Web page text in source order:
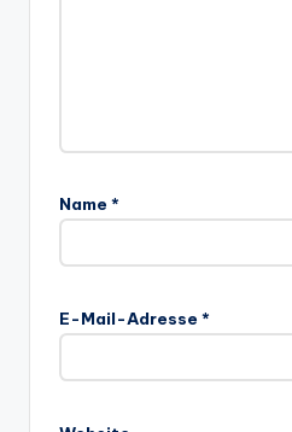
Name *
E-Mail-Adresse *